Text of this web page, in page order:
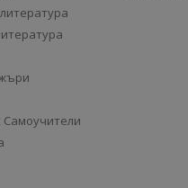
Самоучители